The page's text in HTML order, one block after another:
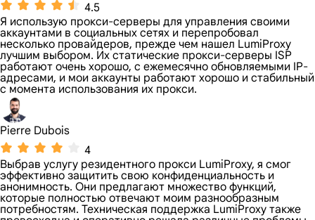
4.5
Я использую прокси-серверы для управления своими
аккаунтами в социальных сетях и перепробовал
несколько провайдеров, прежде чем нашел LumiProxy
лучшим выбором. Их статические прокси-серверы ISP
работают очень хорошо, с ежемесячно обновляемыми IP-
адресами, и мои аккаунты работают хорошо и стабильный
с момента использования их прокси.
Pierre Dubois
4
Выбрав услугу резидентного прокси LumiProxy, я смог
эффективно защитить свою конфиденциальность и
анонимность. Они предлагают множество функций,
которые полностью отвечают моим разнообразным
потребностям. Техническая поддержка LumiProxy также